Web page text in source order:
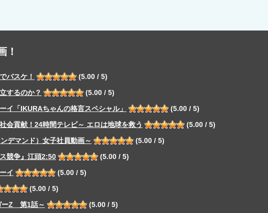
！
バスケ！
(5.00 / 5)
するのか？
(5.00 / 5)
イ「IKURAちゃんの格言スペシャル」
(5.00 / 5)
会貢献！24時間テレビ～ エロは地球を救う
(5.00 / 5)
デマンド）女子社員動画～
(5.00 / 5)
競争』江頭2:50
(5.00 / 5)
イ
(5.00 / 5)
(5.00 / 5)
ーZ 第1話～
(5.00 / 5)